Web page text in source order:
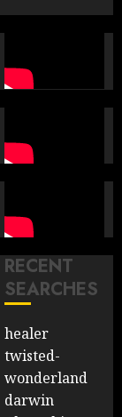
RECENT
SEARCHES
healer
twisted-
wonderland
darwin